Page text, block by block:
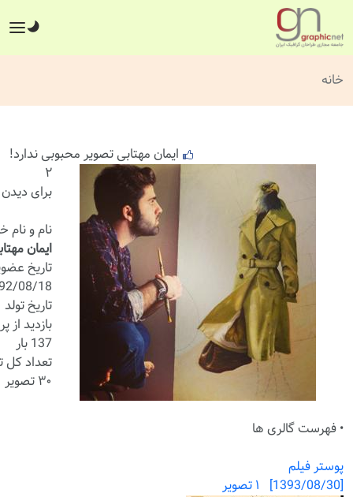
خانه
ایمان مهتابی تصویر محبوبی ندارد!
۲
برای
نام و نام
ایمان
تاریخ
08/18
تاریخ تولد
بازدید از
137 بار
تعداد کل
۳۰ تصویر
• فهرست گالری ها
پوستر فیلم
[1393/08/30] ۱ تصویر